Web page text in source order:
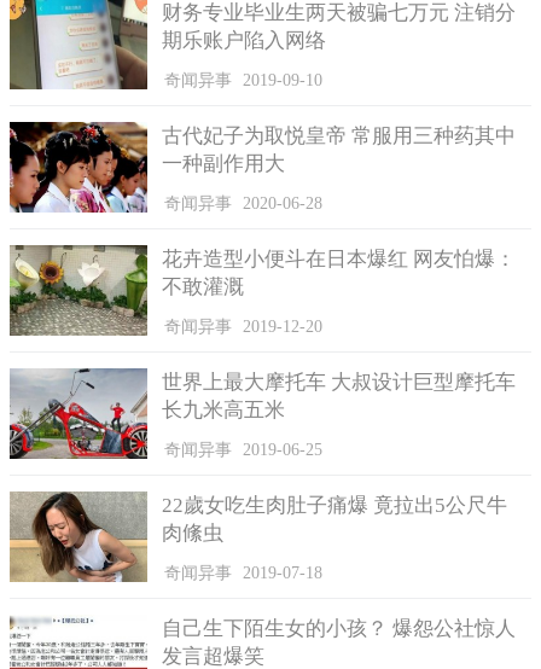
数量很少甚至是没有，但是这些也都是人类的想象而已，目前为
止人类还是无法看到宇宙的边缘到底长什么样，它一直在快速的
膨胀，我们对它的研究速度远远赶不上它膨胀的速度，估计我们
许多科学家认为，宇宙是一个有限的空间，但是并没有实质
的边缘，乍看之下，晦涩难懂，有什么样的东西是有限但是没有
边界的？我们想象不到。
小就是固定的，但是它不是无限大的，也就是说是一个有限的空
间，但是我们在地球上行走，却怎么也走不到地球的边沿，大概
科学家想表达的就是这个意思，就是根本无法实际的摸到地球边
财务专业毕业生两天被骗七万元 注销分
期乐账户陷入网络
奇闻异事 2019-09-10
古代妃子为取悦皇帝 常服用三种药其中
一种副作用大
奇闻异事 2020-06-28
花卉造型小便斗在日本爆红 网友怕爆：
不敢灌溉
奇闻异事 2019-12-20
世界上最大摩托车 大叔设计巨型摩托车
长九米高五米
奇闻异事 2019-06-25
22歲女吃生肉肚子痛爆 竟拉出5公尺牛
肉絛虫
奇闻异事 2019-07-18
自己生下陌生女的小孩？ 爆怨公社惊人
发言超爆笑